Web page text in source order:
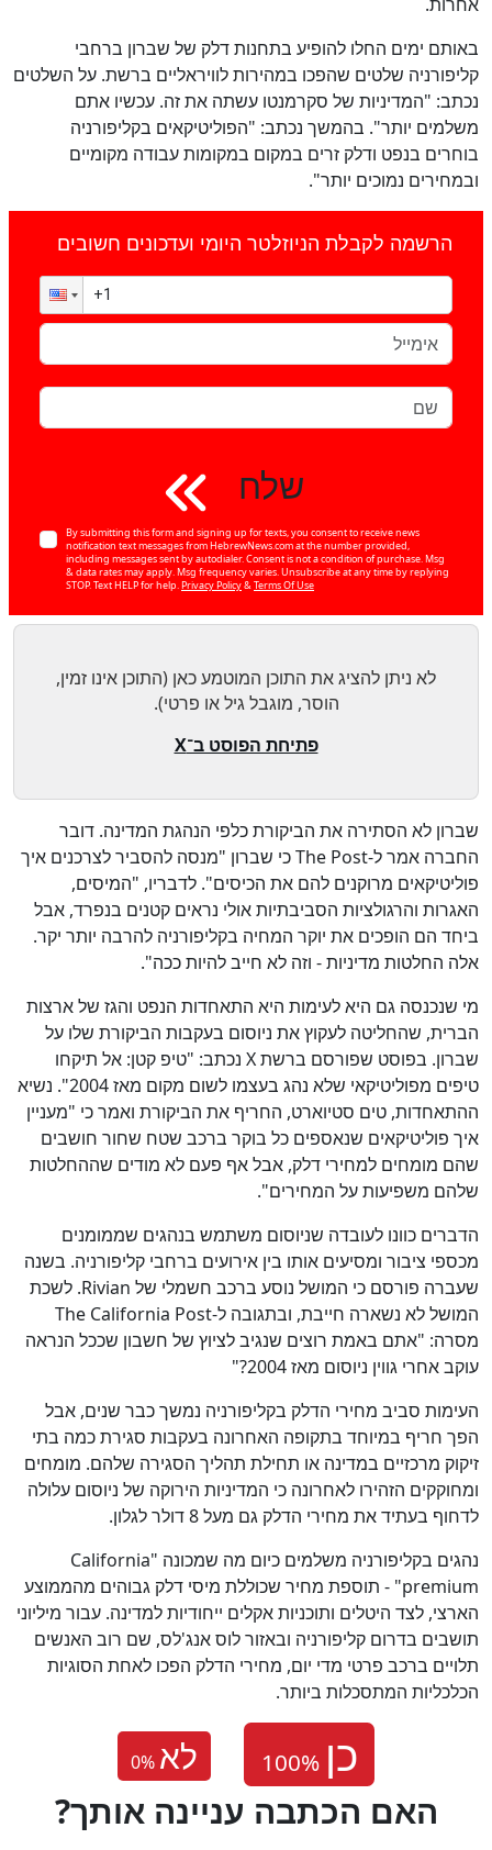
באותם ימים החלו להופיע בתחנות דלק של שברון ברחבי
קליפורניה שלטים שהפכו במהירות לוויראליים ברשת. על השלטים
נכתב: "המדיניות של סקרמנטו עשתה את זה. עכשיו אתם
משלמים יותר". בהמשך נכתב: "הפוליטיקאים בקליפורניה
בוחרים בנפט ודלק זרים במקום במקומות עבודה מקומיים
ובמחירים נמוכים יותר".
הרשמה לקבלת הניוזלטר היומי ועדכונים חשובים
שלח
By submitting this form and signing up for texts, you consent to receive news
notification text messages from HebrewNews.com at the number provided,
including messages sent by autodialer. Consent is not a condition of purchase. Msg
& data rates may apply. Msg frequency varies. Unsubscribe at any time by replying
STOP. Text HELP for help. Privacy Policy& Terms Of Use
לא ניתן להציג את התוכן המוטמע כאן (התוכן אינו זמין,
הוסר, מוגבל גיל או פרטי).
פתיחת הפוסט ב־X
שברון לא הסתירה את הביקורת כלפי הנהגת המדינה. דובר
החברה אמר ל-The Post כי שברון "מנסה להסביר לצרכנים איך
פוליטיקאים מרוקנים להם את הכיסים". לדבריו, "המיסים,
האגרות והרגולציות הסביבתיות אולי נראים קטנים בנפרד, אבל
ביחד הם הופכים את יוקר המחיה בקליפורניה להרבה יותר יקר.
אלה החלטות מדיניות - וזה לא חייב להיות ככה".
מי שנכנסה גם היא לעימות היא התאחדות הנפט והגז של ארצות
הברית, שהחליטה לעקוץ את ניוסום בעקבות הביקורת שלו על
שברון. בפוסט שפורסם ברשת X נכתב: "טיפ קטן: אל תיקחו
טיפים מפוליטיקאי שלא נהג בעצמו לשום מקום מאז 2004". נשיא
ההתאחדות, טים סטיוארט, החריף את הביקורת ואמר כי "מעניין
איך פוליטיקאים שנאספים כל בוקר ברכב שטח שחור חושבים
שהם מומחים למחירי דלק, אבל אף פעם לא מודים שההחלטות
שלהם משפיעות על המחירים".
הדברים כוונו לעובדה שניוסום משתמש בנהגים שממומנים
מכספי ציבור ומסיעים אותו בין אירועים ברחבי קליפורניה. בשנה
שעברה פורסם כי המושל נוסע ברכב חשמלי של Rivian. לשכת
המושל לא נשארה חייבת, ובתגובה ל-The California Post
מסרה: "אתם באמת רוצים שנגיב לציוץ של חשבון שככל הנראה
עוקב אחרי גווין ניוסום מאז 2004?"
העימות סביב מחירי הדלק בקליפורניה נמשך כבר שנים, אבל
הפך חריף במיוחד בתקופה האחרונה בעקבות סגירת כמה בתי
זיקוק מרכזיים במדינה או תחילת תהליך הסגירה שלהם. מומחים
ומחוקקים הזהירו לאחרונה כי המדיניות הירוקה של ניוסום עלולה
לדחוף בעתיד את מחירי הדלק גם מעל 8 דולר לגלון.
נהגים בקליפורניה משלמים כיום מה שמכונה "California
premium" - תוספת מחיר שכוללת מיסי דלק גבוהים מהממוצע
הארצי, לצד היטלים ותוכניות אקלים ייחודיות למדינה. עבור מיליוני
תושבים בדרום קליפורניה ובאזור לוס אנג'לס, שם רוב האנשים
תלויים ברכב פרטי מדי יום, מחירי הדלק הפכו לאחת הסוגיות
הכלכליות המתסכלות ביותר.
0% לא
כן
?האם הכתבה עניינה אותך